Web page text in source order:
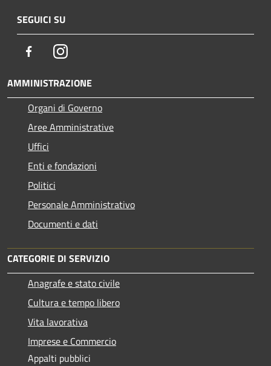
SEGUICI SU
FacebookInstagram
AMMINISTRAZIONE
Organi di Governo
Aree Amministrative
Uffici
Enti e fondazioni
Politici
Personale Amministrativo
Documenti e dati
CATEGORIE DI SERVIZIO
Anagrafe e stato civile
Cultura e tempo libero
Vita lavorativa
Imprese e Commercio
Appalti pubblici